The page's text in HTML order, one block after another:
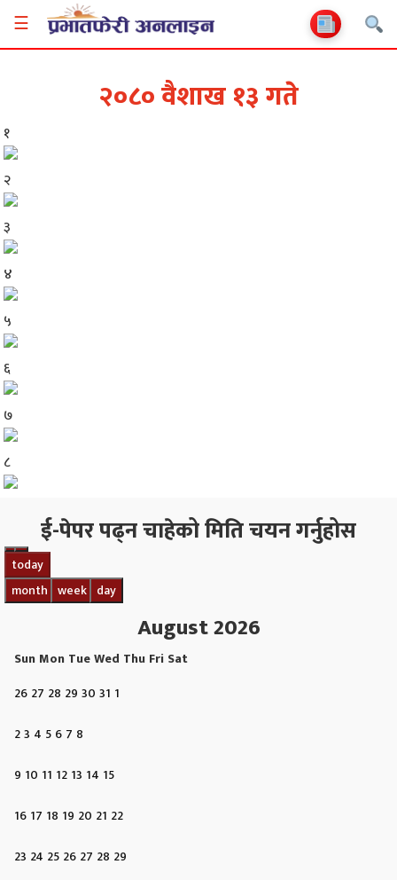
☰
२०८० वैशाख १३ गते
१
२
३
४
५
६
७
८
ई-पेपर पढ्न चाहेको मिति चयन गर्नुहोस
today
month week day
August 2026
Sun Mon TueWed Thu Fri Sat
26 27 28 29 30 31 1
23 4 5 6 7 8
9 10 11 12 13 14 15
16 17 18 19 20 21 22
23 24 25 26 27 28 29